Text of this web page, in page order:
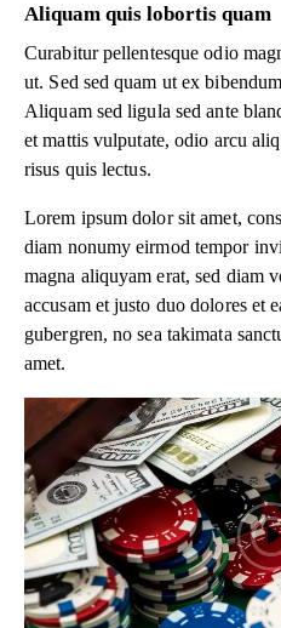
Aliquam quis lobortis quam
Curabitur pellentesque odio
ut. Sed sed quam ut ex
Aliquam sed ligula sed ante
et mattis vulputate, odio arcu
risus quis lectus.
Lorem ipsum dolor sit amet,
diam nonumy eirmod tempor
magna aliquyam erat, sed diam
accusam et justo duo dolores et
gubergren, no sea takimata
amet.